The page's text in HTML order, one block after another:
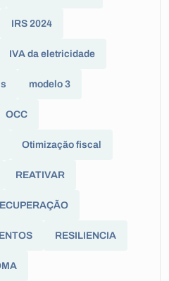
IRS 2024
IVA da eletricidade
modelo 3
OCC
Otimização fiscal
REATIVAR
RESILIENCIA